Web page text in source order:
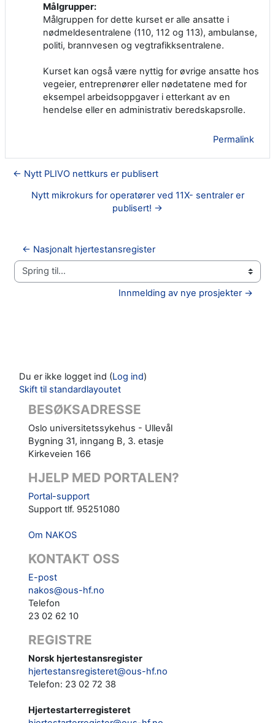
Målgrupper:
Målgruppen for dette kurset er alle ansatte i
nødmeldesentralene (110, 112 og 113), ambulanse,
politi, brannvesen og vegtrafikksentralene.
Kurset kan også være nyttig for øvrige ansatte hos
vegeier, entreprenører eller nødetatene med for
eksempel arbeidsoppgaver i etterkant av en
hendelse eller en administrativ beredskapsrolle.
Permalink
← Nytt PLIVO nettkurs er publisert
Nytt mikrokurs for operatører ved 11X- sentraler er
publisert! →
← Nasjonalt hjertestansregister
Spring til...
Innmelding av nye prosjekter →
Du er ikke logget ind (Log ind)
Skift til standardlayoutet
BESØKSADRESSE
Oslo universitetssykehus - Ullevål
Bygning 31, inngang B, 3. etasje
Kirkeveien 166
HJELP MED PORTALEN?
Portal-support
Support tlf. 95251080
Om NAKOS
KONTAKT OSS
E-post
nakos@ous-hf.no
Telefon
23 02 62 10
REGISTRE
Norsk hjertestansregister
hjertestansregisteret@ous-hf.no
Telefon: 23 02 72 38
Hjertestarterregisteret